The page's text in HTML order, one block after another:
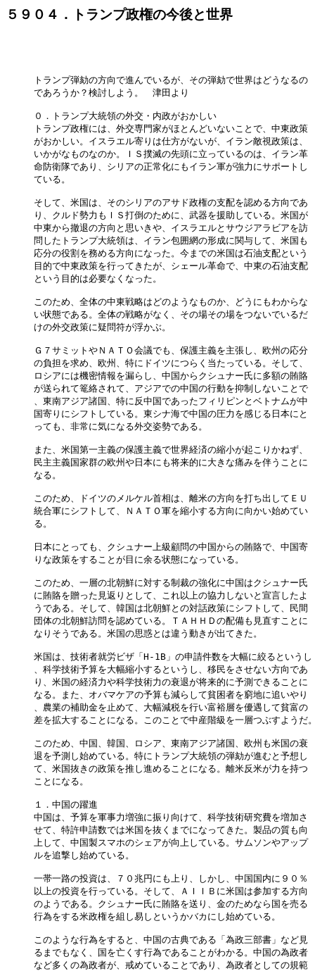
５９０４．トランプ政権の今後と世界
トランプ弾劾の方向で進んでいるが、その弾劾で世界はどうなるの
であろうか？検討しよう。　津田より
０．トランプ大統領の外交・内政がおかしい
トランプ政権には、外交専門家がほとんどいないことで、中東政策
がおかしい。イスラエル寄りは仕方がないが、イラン敵視政策は、
いかがなものなのか。ＩＳ撲滅の先頭に立っているのは、イラン革
命防衛隊であり、シリアの正常化にもイラン軍が強力にサポートし
ている。
そして、米国は、そのシリアのアサド政権の支配を認める方向であ
り、クルド勢力もＩＳ打倒のために、武器を援助している。米国が
中東から撤退の方向と思いきや、イスラエルとサウジアラビアを訪
問したトランプ大統領は、イラン包囲網の形成に関与して、米国も
応分の役割を務める方向になった。今までの米国は石油支配という
目的で中東政策を行ってきたが、シェール革命で、中東の石油支配
という目的は必要なくなった。
このため、全体の中東戦略はどのようなものか、どうにもわからな
い状態である。全体の戦略がなく、その場その場をつないでいるだ
けの外交政策に疑問符が浮かぶ。
Ｇ７サミットやＮＡＴＯ会議でも、保護主義を主張し、欧州の応分
の負担を求め、欧州、特にドイツにつらく当たっている。そして、
ロシアには機密情報を漏らし、中国からクシュナー氏に多額の賄賂
が送られて篭絡されて、アジアでの中国の行動を抑制しないことで
、東南アジア諸国、特に反中国であったフィリピンとベトナムが中
国寄りにシフトしている。東シナ海で中国の圧力を感じる日本にと
っても、非常に気になる外交姿勢である。
また、米国第一主義の保護主義で世界経済の縮小が起こりかねず、
民主主義国家群の欧州や日本にも将来的に大きな痛みを伴うことに
なる。
このため、ドイツのメルケル首相は、離米の方向を打ち出してＥＵ
統合軍にシフトして、ＮＡＴＯ軍を縮小する方向に向かい始めてい
る。
日本にとっても、クシュナー上級顧問の中国からの賄賂で、中国寄
りな政策をすることが目に余る状態になっている。
このため、一層の北朝鮮に対する制裁の強化に中国はクシュナー氏
に賄賂を贈った見返りとして、これ以上の協力しないと宣言したよ
うである。そして、韓国は北朝鮮との対話政策にシフトして、民間
団体の北朝鮮訪問を認めている。ＴＡＨＨＤの配備も見直すことに
なりそうである。米国の思惑とは違う動きが出てきた。
米国は、技術者就労ビザ「H-1B」の申請件数を大幅に絞るというし
、科学技術予算を大幅縮小するというし、移民をさせない方向であ
り、米国の経済力や科学技術力の衰退が将来的に予測できることに
なる。また、オバマケアの予算も減らして貧困者を窮地に追いやり
、農業の補助金を止めて、大幅減税を行い富裕層を優遇して貧富の
差を拡大することになる。このことで中産階級を一層つぶすようだ
このため、中国、韓国、ロシア、東南アジア諸国、欧州も米国の衰
退を予測し始めている。特にトランプ大統領の弾劾が進むと予想し
て、米国抜きの政策を推し進めることになる。離米反米が力を持つ
ことになる。
１．中国の躍進
中国は、予算を軍事力増強に振り向けて、科学技術研究費を増加さ
せて、特許申請数では米国を抜くまでになってきた。製品の質も向
上して、中国製スマホのシェアが向上している。サムソンやアップ
ルを追撃し始めている。
一帯一路の投資は、７０兆円にも上り、しかし、中国国内に９０％
以上の投資を行っている。そして、ＡＩＩＢに米国は参加する方向
のようである。クシュナー氏に賄賂を送り、金のためなら国を売る
行為をする米政権を組し易しというかバカにし始めている。
このような行為をすると、中国の古典である「為政三部書」など見
るまでもなく、国を亡くす行為であることがわかる。中国の為政者
など多くの為政者が、戒めていることであり、為政者としての規範